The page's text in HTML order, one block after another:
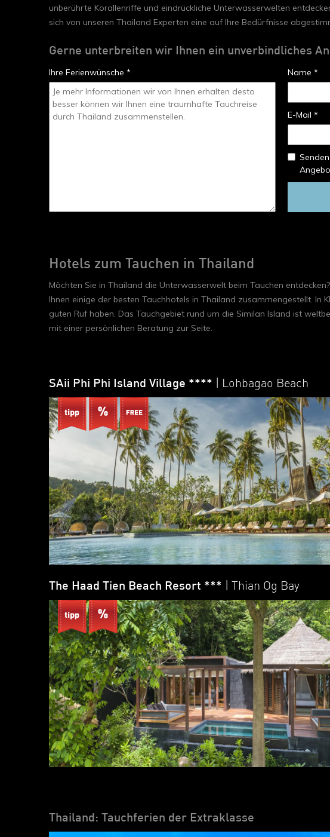
unberührte Korallenriffe und eindrückliche Unterwasserwelten
sich von unseren Thailand Experten eine auf Ihre Bedürfnisse
Gerne unterbreiten wir Ihnen ein unverbindliches
Ihre Ferienwünsche * Name *
E-Mail *
Hotels zum Tauchen in Thailand
Möchten Sie in Thailand die Unterwasserwelt beim Tauchen
Ihnen einige der besten Tauchhotels in Thailand zusammengestellt. In
guten Ruf haben. Das Tauchgebiet rund um die Similan Island ist
mit einer persönlichen Beratung zur Seite.
SAii Phi Phi Island Village **** | Lohbagao Beach
The Haad Tien Beach Resort *** | Thian Og Bay
Thailand: Tauchferien der Extraklasse